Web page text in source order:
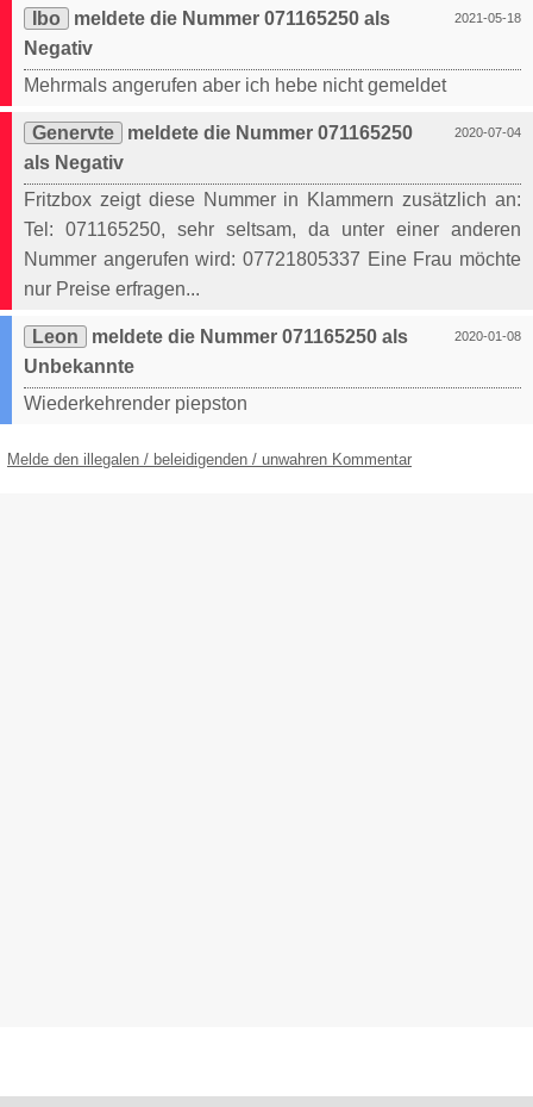
2021-05-18
Ibo
meldete die Nummer 071165250 als
Negativ
Mehrmals angerufen aber ich hebe nicht gemeldet
2020-07-04
Genervte
meldete die Nummer 071165250
als Negativ
Fritzbox zeigt diese Nummer in Klammern zusätzlich an:
Tel: 071165250, sehr seltsam, da unter einer anderen
Nummer angerufen wird: 07721805337 Eine Frau möchte
nur Preise erfragen...
2020-01-08
Leon
meldete die Nummer 071165250 als
Unbekannte
Wiederkehrender piepston
Melde den illegalen / beleidigenden / unwahren Kommentar